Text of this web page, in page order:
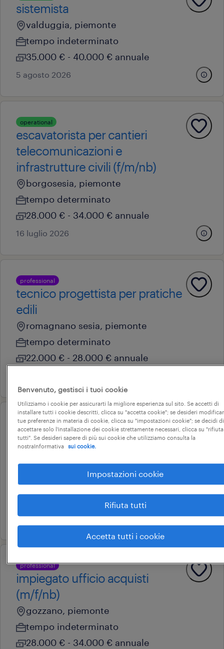
sistemista
valduggia, piemonte
tempo indeterminato
35.000 € - 40.000 € annuale
5 agosto 2026
operational
escavatorista per cantieri
telecomunicazioni e
infrastrutture civili (f/m/nb)
borgosesia, piemonte
tempo determinato
28.000 € - 34.000 € annuale
16 luglio 2026
professional
tecnico progettista per pratiche
edili
romagnano sesia, piemonte
tempo determinato
22.000 € - 28.000 € annuale
operational
addetto controllo qualità
(f/m/nb)
tempo determinato
22.000 € - 28.000 € annuale
31 luglio 2026
professional
impiegato ufficio acquisti
(m/f/nb)
gozzano, piemonte
tempo indeterminato
28.000 € - 34.000 € annuale
Benvenuto, gestisci i tuoi cookie
Utilizziamo i cookie per assicurarti la migliore esperienza sul sito. Se accetti di
installare tutti i cookie descritti, clicca su "accetta cookie"; se desideri
tue preferenze in materia di cookie, clicca su "impostazioni cookie"; se decidi di
accettare solo l'installazione dei cookie strettamente necessari, clicca su "rifiuta
tutti". Se desideri sapere di più sui cookie che utilizziamo consulta la
nostraInformativa
sui cookie.
Impostazioni cookie
Rifiuta tutti
Accetta tutti i cookie